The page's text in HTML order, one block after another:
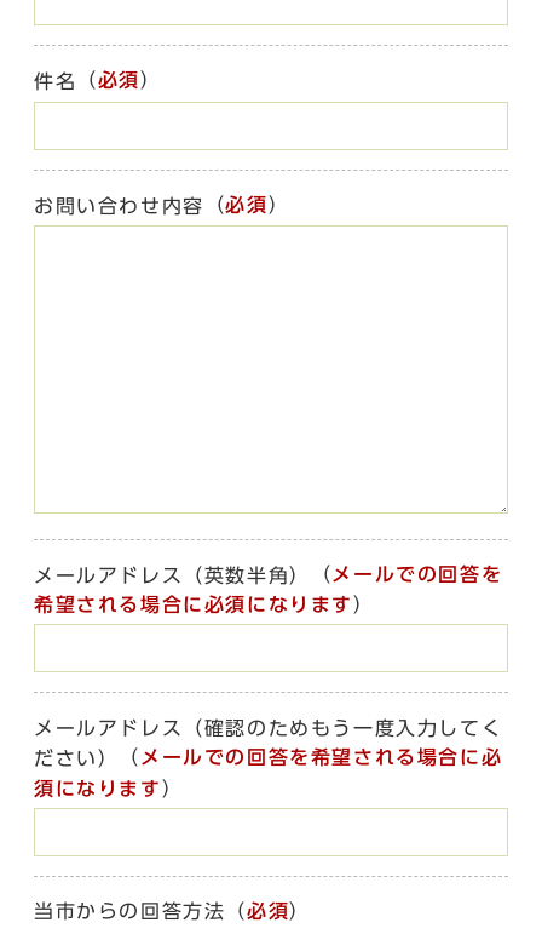
件名 （必須）
お問い合わせ内容 （必須）
メールアドレス（英数半角） （ メールでの回答を
希望される場合に必須になります ）
メールアドレス（確認のためもう一度入力してく
ださい）
（ メールでの回答を希望される場合に必
須になります ）
当市からの回答方法 （必須）